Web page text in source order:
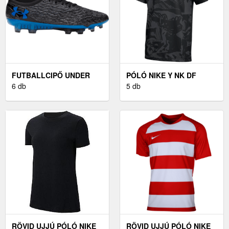
FUTBALLCIPŐ UNDER
ARMOUR UNDER
6 db
PÓLÓ NIKE Y NK DF
PRCSN VII JSY SS
5 db
RÖVID UJJÚ PÓLÓ NIKE
RÖVID UJJÚ PÓLÓ NIKE